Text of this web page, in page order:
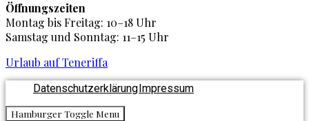
Öffnungszeiten
Montag bis Freitag: 10–18 Uhr
Samstag und Sonntag: 11–15 Uhr
Urlaub auf Teneriffa
Datenschutzerklärung Impressum
Hamburger Toggle Menu